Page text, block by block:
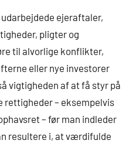
ejeraftaler,
pligter og
til alvorlige konflikter,
eller nye investorer
vigtigheden af at få styr på
– eksempelvis
– før man indleder
resultere i, at værdifulde